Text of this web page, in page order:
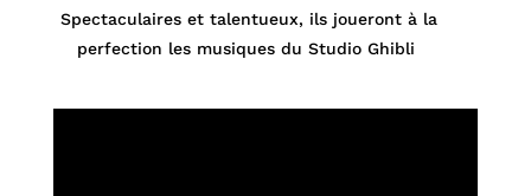
Spectaculaires et talentueux, ils joueront à la
perfection les musiques du Studio Ghibli